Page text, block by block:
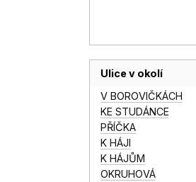
Ulice v okolí
V BOROVIČKÁCH
KE STUDÁNCE
PŘÍČKA
K HÁJI
K HÁJŮM
OKRUHOVÁ